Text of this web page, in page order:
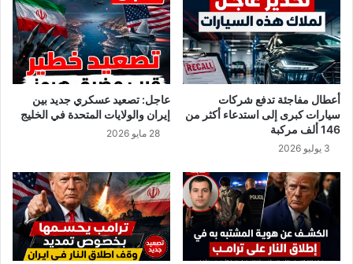
و
ل
ا
ي
ة
ل
ح
ة
ع
ن
ز
ي
ل
أعطال مفاجئة تدفع شركات
سيارات كبرى إلى استدعاء أكثر من
146 ألف مركبة
3 يوليو 2026
عاجل: تصعيد عسكري جديد بين
إيران والولايات المتحدة في الخليج
28 مايو 2026